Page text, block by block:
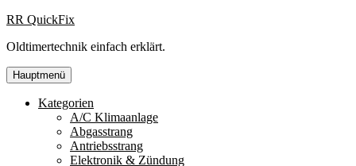
Zum
springen
RR QuickFix
Oldtimertechnik einfach erklärt.
Hauptmenü
Kategorien
A/C Klimaanlage
Abgasstrang
Antriebsstrang
Elektronik & Zündung